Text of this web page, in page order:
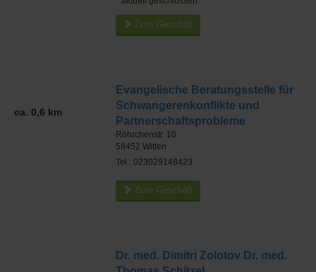
Zum Geschäft
ca. 0,6 km
Evangelische Beratungsstelle für
Schwangerenkonflikte und
Partnerschaftsprobleme
Röhrchenstr. 10
58452 Witten
Tel.: 023029148423
Zum Geschäft
Dr. med. Dimitri Zolotov Dr. med.